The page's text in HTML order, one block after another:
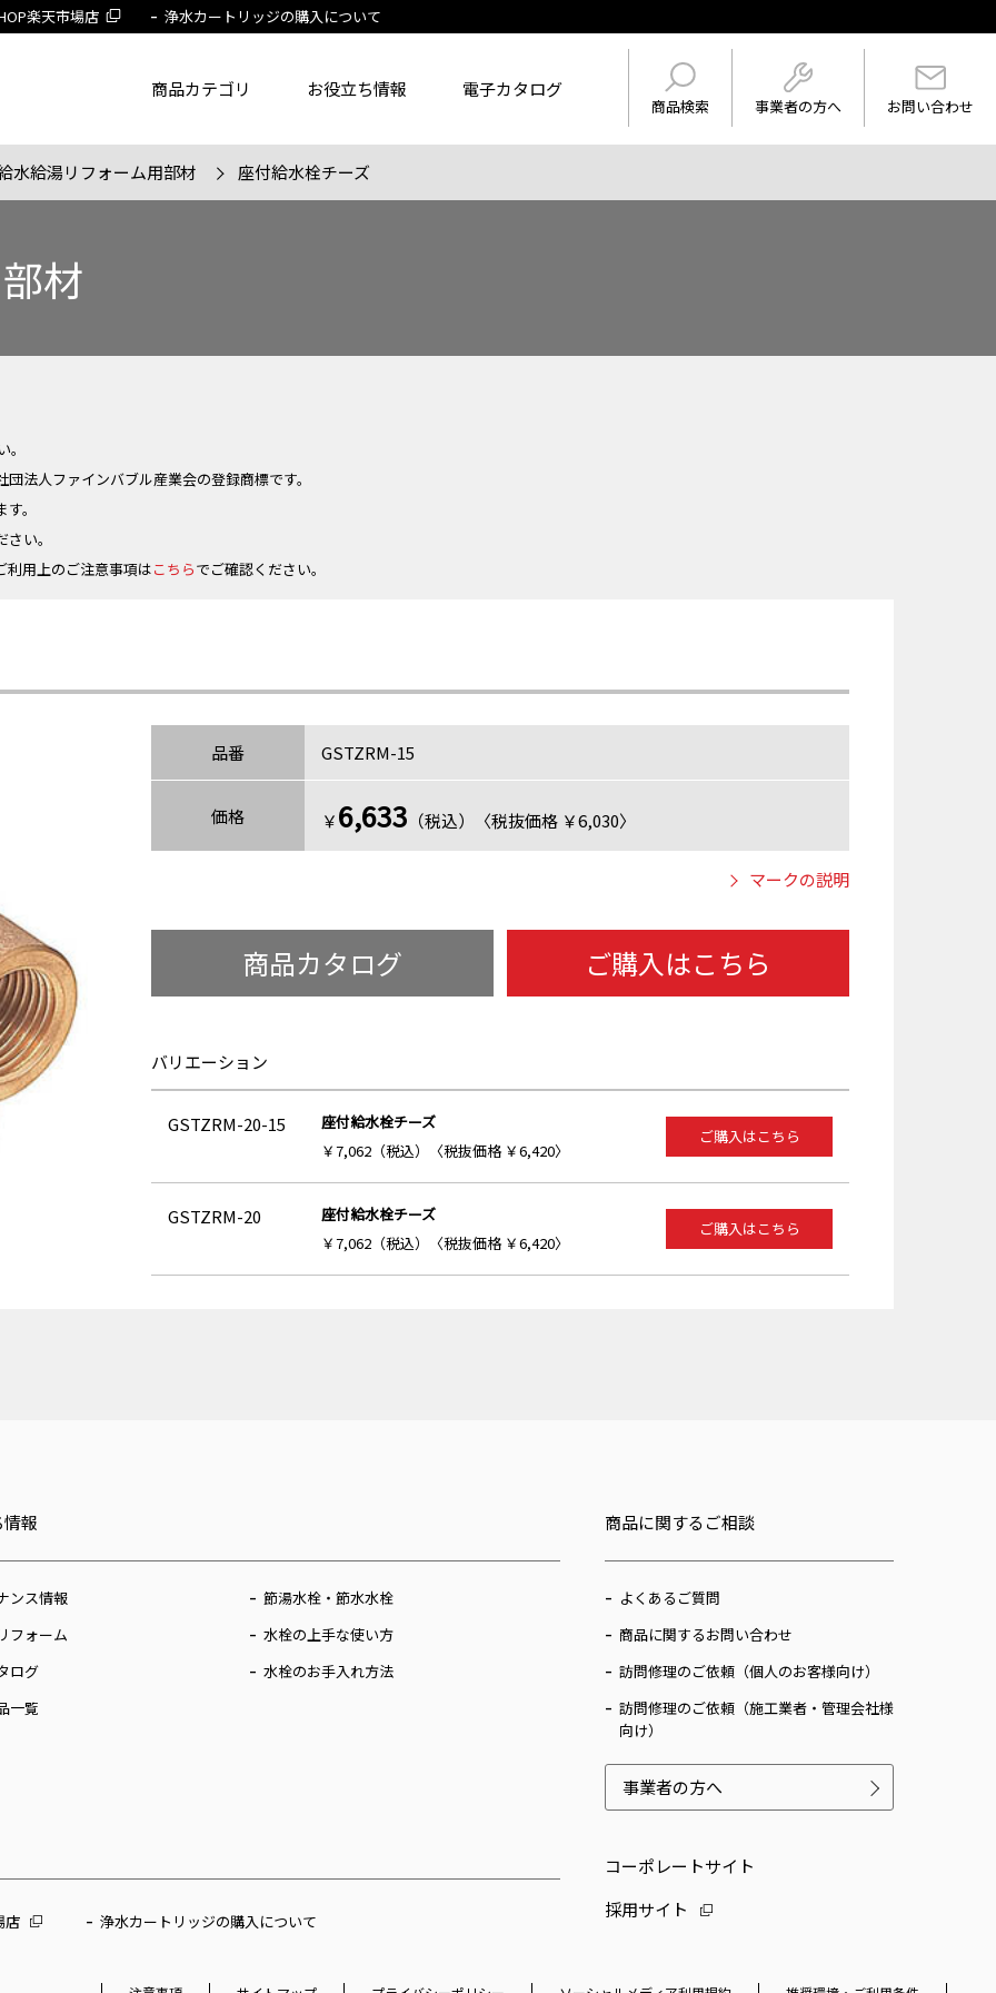
商品検索 事業者の方へ お問い合わせ
節湯水栓製品だけを表示
商品カテゴリ お役立ち情報 電子カタログ
楽天市場店 浄水カートリッジの購入について
水給湯リフォーム用部材 座付給水栓チーズ
材
法人ファインバブル産業会の登録商標です。
。
い。
利用上のご注意事項はこちらでご確認ください。
品番 GSTZRM-15
価格 ￥6,633 （税込）〈税抜価格 ￥6,030〉
マークの説明
商品カタログ ご購入はこちら
バリエーション
GSTZRM-20-15
座付給水栓チーズ
￥7,062（税込）〈税抜価格 ￥6,420〉
ご購入はこちら
GSTZRM-20
座付給水栓チーズ
￥7,062（税込）〈税抜価格 ￥6,420〉
ご購入はこちら
報
ンス情報
節湯水栓・節水水栓
フォーム
水栓の上手な使い方
ログ
水栓のお手入れ方法
一覧
商品に関するご相談
よくあるご質問
商品に関するお問い合わせ
訪問修理のご依頼（個人のお客様向け）
訪問修理のご依頼（施工業者・管理会社様
向け）
事業者の方へ
店 浄水カートリッジの購入について
コーポレートサイト
採用サイト